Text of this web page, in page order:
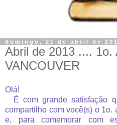
domingo, 21 de abril de
Abril de 2013 .... 1o.
VANCOUVER
Olá!
É com grande satisfação
compartilho com você(s) o 1o.
e, para comemorar com